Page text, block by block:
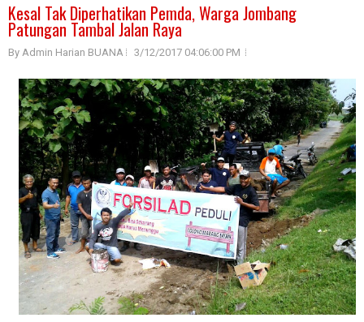
Kesal Tak Diperhatikan Pemda, Warga Jombang
Patungan Tambal Jalan Raya
By Admin Harian BUANA 3/12/2017 04:06:00 PM